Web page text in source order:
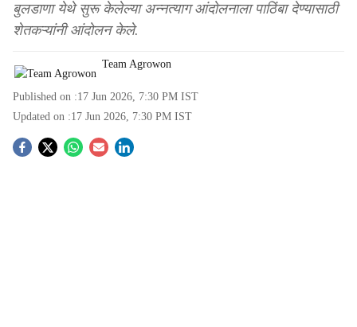
बुलडाणा येथे सुरू केलेल्या अन्नत्याग आंदोलनाला पाठिंबा देण्यासाठी
शेतकऱ्यांनी आंदोलन केले.
Team Agrowon
Published on :17 Jun 2026, 7:30 PM IST
Updated on :17 Jun 2026, 7:30 PM IST
S